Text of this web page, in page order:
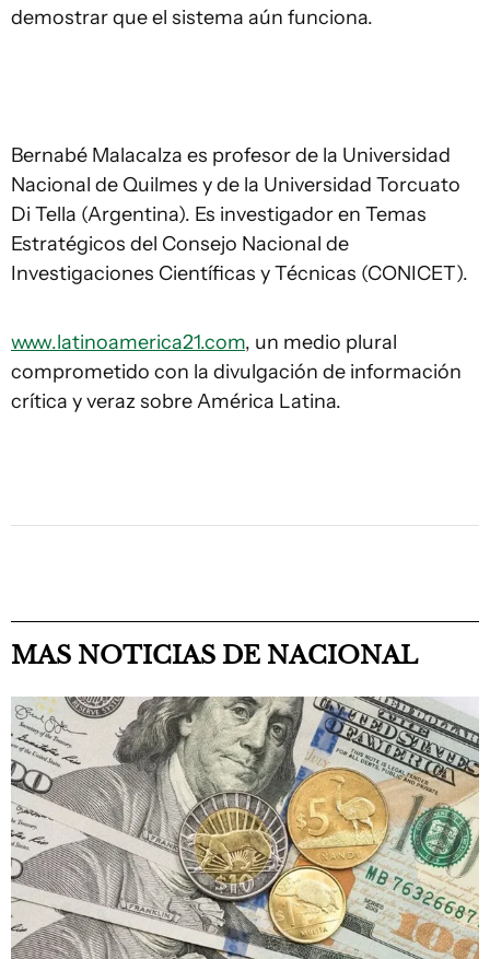
demostrar que el sistema aún funciona.
Bernabé Malacalza es profesor de la Universidad
Nacional de Quilmes y de la Universidad Torcuato
Di Tella (Argentina). Es investigador en Temas
Estratégicos del Consejo Nacional de
Investigaciones Científicas y Técnicas (CONICET).
www.latinoamerica21.com, un medio plural
comprometido con la divulgación de información
crítica y veraz sobre América Latina.
MAS NOTICIAS DE NACIONAL